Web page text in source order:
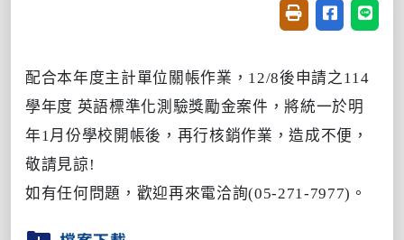
友善列印(開新視
分享至臉書
分享
配合本年度主計單位關帳作業，12/8後申請之114
學年度 英語標準化測驗獎勵金案件，將統一於明
年1月份學校開帳後，再行核銷作業，造成不便，
敬請見諒!
如有任何問題，歡迎再來電洽詢(05-271-7977)。